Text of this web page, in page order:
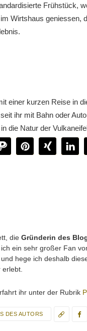
Frühstück,
Wirtshaus geniessen,
einer kurzen Reise in
ihr mit Bahn oder
die Natur der
die Gründerin des
ein sehr großer Fan
hege ich deshalb
ihr unter der Rubrik
DES AUTORS